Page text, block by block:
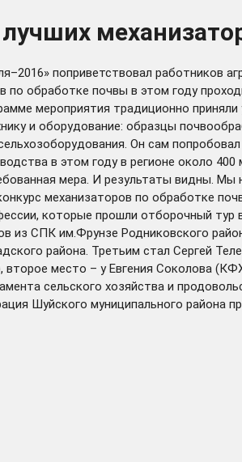
поприветствовал работников
обработке почвы в этом году
мероприятия традиционно
и оборудование: образцы
Он сам
в этом году в регионе около
мера. И результаты видны.
механизаторов по обработке
которые прошли отборочный
из СПК им.Фрунзе Родниковского
района. Третьим стал Сергей
место – у Евгения Соколова
сельского хозяйства и
Шуйского муниципального района